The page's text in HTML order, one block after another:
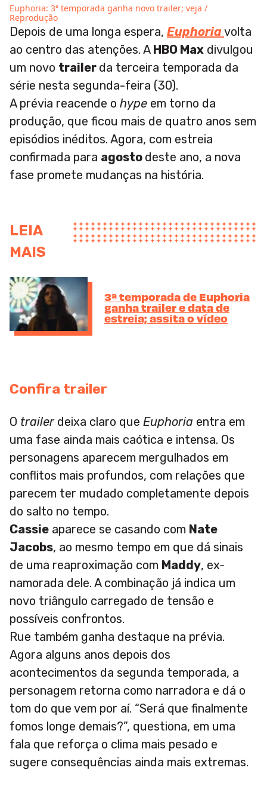
Euphoria: 3ª temporada ganha novo trailer; veja /
Reprodução
Depois de uma longa espera, Euphoriavolta
ao centro das atenções. A HBO Max divulgou
um novo trailer da terceira temporada da
série nesta segunda-feira (30).
A prévia reacende o hype em torno da
produção, que ficou mais de quatro anos sem
episódios inéditos. Agora, com estreia
confirmada para agosto deste ano, a nova
fase promete mudanças na história.
LEIA
MAIS
3ª temporada de Euphoria
ganha trailer e data de
estreia; assita o vídeo
Confira trailer
O trailer deixa claro que Euphoria entra em
uma fase ainda mais caótica e intensa. Os
personagens aparecem mergulhados em
conflitos mais profundos, com relações que
parecem ter mudado completamente depois
do salto no tempo.
Cassie aparece se casando com Nate
Jacobs, ao mesmo tempo em que dá sinais
de uma reaproximação com Maddy, ex-
namorada dele. A combinação já indica um
novo triângulo carregado de tensão e
possíveis confrontos.
Rue também ganha destaque na prévia.
Agora alguns anos depois dos
acontecimentos da segunda temporada, a
personagem retorna como narradora e dá o
tom do que vem por aí. “Será que finalmente
fomos longe demais?”, questiona, em uma
fala que reforça o clima mais pesado e
sugere consequências ainda mais extremas.